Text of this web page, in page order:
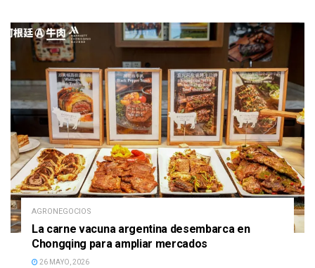
AGRONEGOCIOS
La carne vacuna argentina desembarca en
Chongqing para ampliar mercados
26 MAYO, 2026